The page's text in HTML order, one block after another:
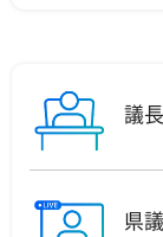
議
県